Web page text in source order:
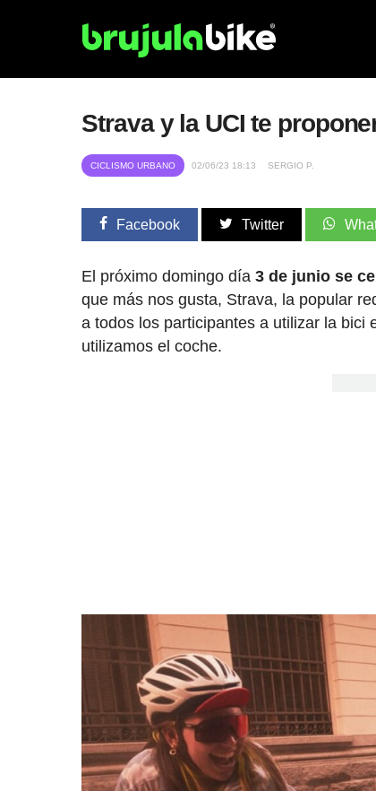
Strava y la UCI te
CICLISMO URBANO 02/06/23 18:13 SERGIO P.
Facebook Twitter
El próximo domingo día3 de junio se
que más nos gusta, Strava, la popular
a todos los participantes a utilizar la bici
utilizamos el coche.